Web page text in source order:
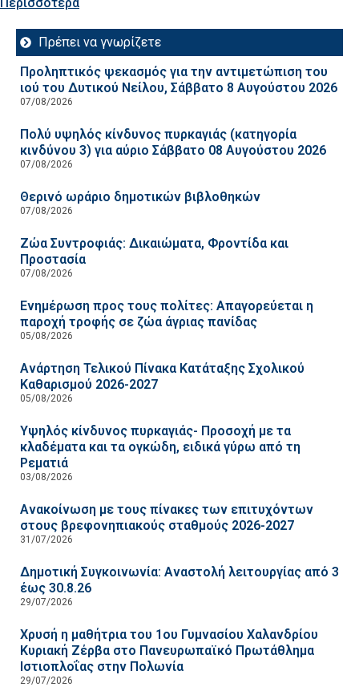
Πρέπει να γνωρίζετε
Προληπτικός ψεκασμός για την αντιμετώπιση του
ιού του Δυτικού Νείλου, Σάββατο 8 Αυγούστου 2026
07/08/2026
Πολύ υψηλός κίνδυνος πυρκαγιάς (κατηγορία
κινδύνου 3) για αύριο Σάββατο 08 Αυγούστου 2026
07/08/2026
Θερινό ωράριο δημοτικών βιβλοθηκών
07/08/2026
Ζώα Συντροφιάς: Δικαιώματα, Φροντίδα και
Προστασία
07/08/2026
Ενημέρωση προς τους πολίτες: Απαγορεύεται η
παροχή τροφής σε ζώα άγριας πανίδας
05/08/2026
Ανάρτηση Τελικού Πίνακα Κατάταξης Σχολικού
Καθαρισμού 2026-2027
05/08/2026
Υψηλός κίνδυνος πυρκαγιάς- Προσοχή με τα
κλαδέματα και τα ογκώδη, ειδικά γύρω από τη
Ρεματιά
03/08/2026
Ανακοίνωση με τους πίνακες των επιτυχόντων
στους βρεφονηπιακούς σταθμούς 2026-2027
31/07/2026
Δημοτική Συγκοινωνία: Αναστολή λειτουργίας από 3
έως 30.8.26
29/07/2026
Χρυσή η μαθήτρια του 1ου Γυμνασίου Χαλανδρίου
Κυριακή Ζέρβα στο Πανευρωπαϊκό Πρωτάθλημα
Ιστιοπλοΐας στην Πολωνία
29/07/2026